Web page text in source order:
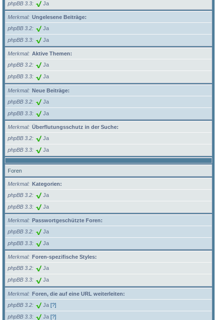
phpBB 3.3 Ja
Merkmal
Ungelesene Beiträge:
phpBB 3.2
Ja
phpBB 3.3 Ja
Merkmal
Aktive Themen:
phpBB 3.2
Ja
phpBB 3.3 Ja
Merkmal
Neue Beiträge:
phpBB 3.2
Ja
phpBB 3.3 Ja
Merkmal
Überflutungsschutz in der Suche:
phpBB 3.2
Ja
phpBB 3.3 Ja
Foren
Merkmal
Kategorien:
phpBB 3.2
Ja
phpBB 3.3 Ja
Merkmal
Passwortgeschützte Foren:
phpBB 3.2
Ja
phpBB 3.3 Ja
Merkmal
Foren-spezifische Styles:
phpBB 3.2
Ja
phpBB 3.3 Ja
Merkmal
Foren, die auf eine URL weiterleiten:
phpBB 3.2
Ja [?]
phpBB 3.3 Ja [?]